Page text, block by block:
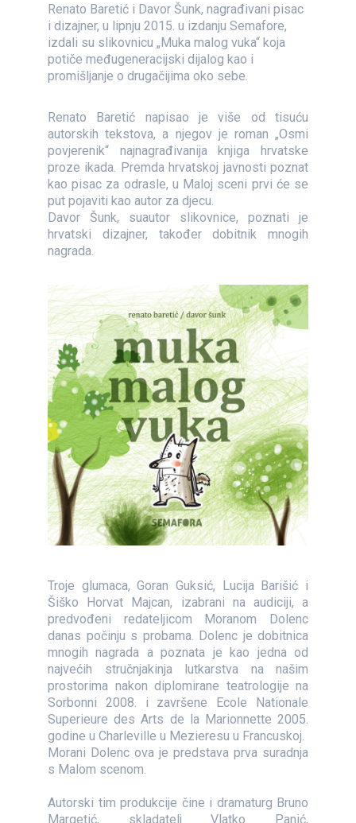
Renato Baretić i Davor Šunk, nagrađivani pisac
i dizajner, u lipnju 2015. u izdanju Semafore,
izdali su slikovnicu „Muka malog vuka“ koja
potiče međugeneracijski dijalog kao i
promišljanje o drugačijima oko sebe.
Renato Baretić napisao je više od tisuću
autorskih tekstova, a njegov je roman „Osmi
povjerenik“ najnagrađivanija knjiga hrvatske
proze ikada. Premda hrvatskoj javnosti poznat
kao pisac za odrasle, u Maloj sceni prvi će se
put pojaviti kao autor za djecu.
Davor Šunk, suautor slikovnice, poznati je
hrvatski dizajner, također dobitnik mnogih
nagrada.
Troje glumaca, Goran Guksić, Lucija Barišić i
Šiško Horvat Majcan, izabrani na audiciji, a
predvođeni redateljicom Moranom Dolenc
danas počinju s probama. Dolenc je dobitnica
mnogih nagrada a poznata je kao jedna od
najvećih stručnjakinja lutkarstva na našim
prostorima nakon diplomirane teatrologije na
Sorbonni 2008. i završene Ecole Nationale
Superieure des Arts de la Marionnette 2005.
godine u Charleville u Mezieresu u Francuskoj.
Morani Dolenc ova je predstava prva suradnja
s Malom scenom.
Autorski tim produkcije čine i dramaturg Bruno
Margetić, skladatelj Vlatko Panić,